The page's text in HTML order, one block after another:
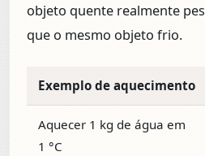
objeto quente realmente
que o mesmo objeto frio.
Exemplo de aquecimento
Aquecer 1 kg de água em
1 °C